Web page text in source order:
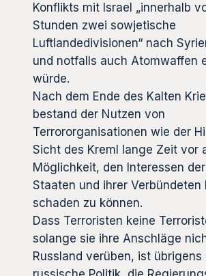
Konflikts mit Israel „innerhalb
Stunden zwei sowjetische
Luftlandedivisionen“ nach
und notfalls auch Atomwaffen
würde.
Nach dem Ende des Kalten
bestand der Nutzen von
Terrororganisationen wie der
Sicht des Kreml lange Zeit vor
Möglichkeit, den Interessen
Staaten und ihrer Verbündeten
schaden zu können.
Dass Terroristen keine
solange sie ihre Anschläge
Russland verüben, ist übrigens